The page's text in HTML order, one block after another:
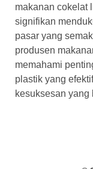
makanan cokelat
signifikan
pasar yang
produsen
memahami
plastik yang
kesuksesan yang